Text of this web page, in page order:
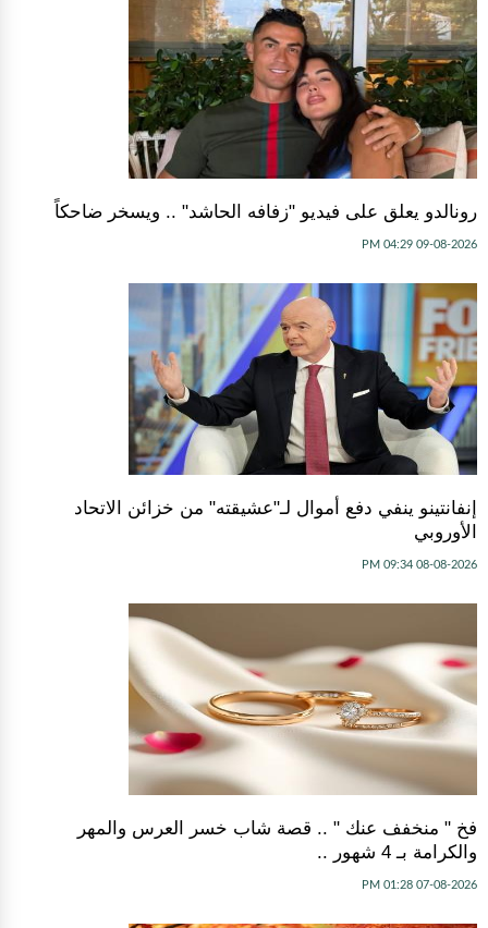
رونالدو يعلق على فيديو "زفافه الحاشد" .. ويسخر ضاحكاً
09-08-2026 04:29 PM
إنفانتينو ينفي دفع أموال لـ"عشيقته" من خزائن الاتحاد
الأوروبي
08-08-2026 09:34 PM
فخ " منخفف عنك " .. قصة شاب خسر العرس والمهر
والكرامة بـ 4 شهور ..
07-08-2026 01:28 PM